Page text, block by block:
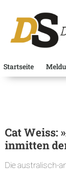
Startseite
Cat Weiss:
inmitten
Die australisch-